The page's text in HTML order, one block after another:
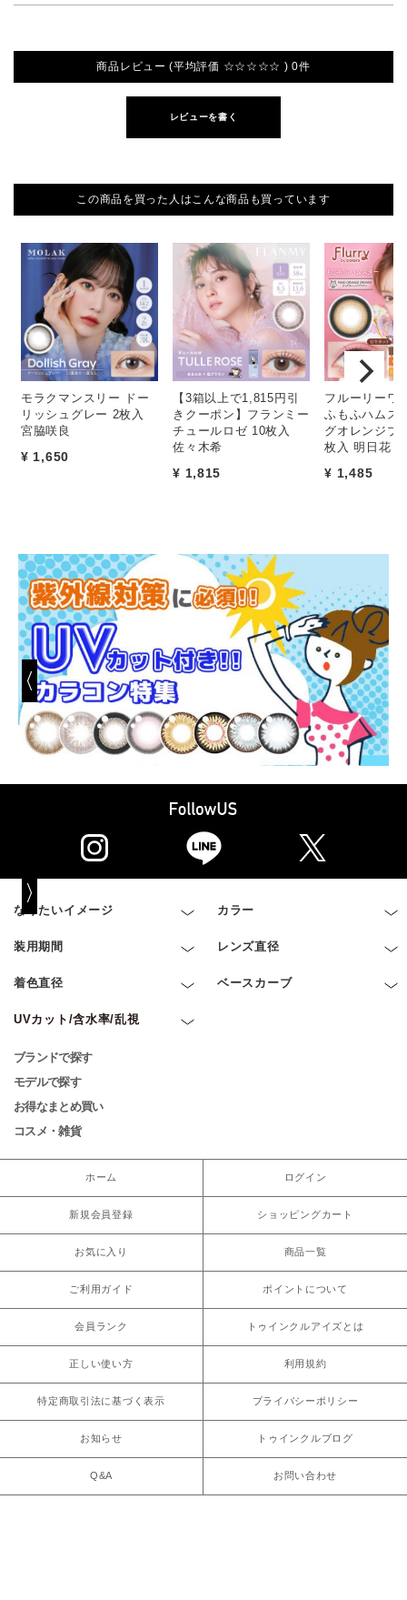
商品レビュー (平均評価 ☆☆☆☆☆ ) 0件
レビューを書く
この商品を買った人はこんな商品も買っています
モラクマンスリー ドー
リッシュグレー 2枚入
宮脇咲良
¥ 1,650
【3箱以上で1,815円引
きクーポン】フランミー
チュールロゼ 10枚入
佐々木希
¥ 1,815
フルーリーワ
ふもふハムス
グオレンジブ
枚入 明日花き
¥ 1,485
なりたいイメージ カラー
装用期間 レンズ直径
着色直径 ベースカーブ
UVカット/含水率/乱視
ブランドで探す
モデルで探す
お得なまとめ買い
コスメ・雑貨
ホーム ログイン
新規会員登録 ショッピングカート
お気に入り 商品一覧
ご利用ガイド ポイントについて
会員ランク トゥインクルアイズとは
正しい使い方 利用規約
特定商取引法に基づく表示 プライバシーポリシー
お知らせ トゥインクルブログ
Q&A お問い合わせ